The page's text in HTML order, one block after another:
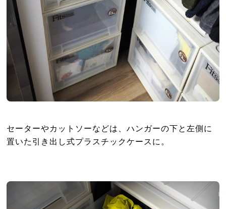
セーターやカットソーなどは、ハンガーの下と左側に
置いた引き出し式プラスチックケースに。